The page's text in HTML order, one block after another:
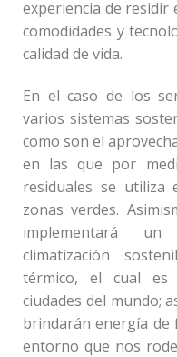
experiencia de
comodidades y
calidad de vida.
En el caso de los
varios sistemas
como son el
en las que por
residuales se utiliza
zonas verdes.
implementará
climatización
térmico, el cual es
ciudades del mundo;
brindarán energía de
entorno que nos